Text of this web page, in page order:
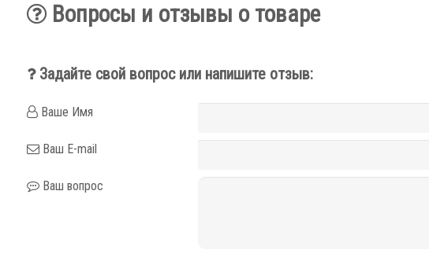
Вопросы и отзывы о товаре
Задайте свой вопрос или напишите отзыв:
Ваше Имя
Ваш E-mail
Ваш вопрос